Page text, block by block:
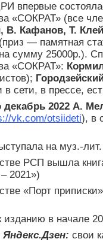
впервые
«СОКРАТ» (все
В. Кафанов, Т.
(приз — памятная
сумму 25000р.).
«СОКРАТ»:
в сети, в прессе,
2022 А.
vk.com/otsiideti), в
на муз.-
РСП вышла
2021»)
«Порт
изданию в начале
Яндекс.Дзен: свои